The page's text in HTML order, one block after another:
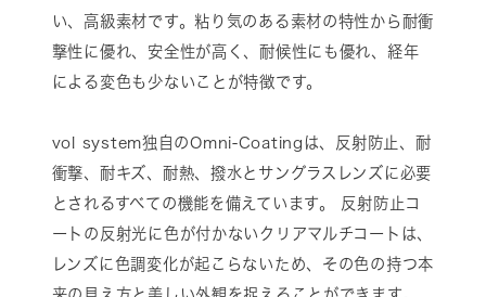
い、高級素材です。粘り気のある素材の特性から耐衝
撃性に優れ、安全性が高く、耐候性にも優れ、経年
による変色も少ないことが特徴です。
vol system独自のOmni-Coatingは、反射防止、耐
衝撃、耐キズ、耐熱、撥水とサングラスレンズに必要
とされるすべての機能を備えています。 反射防止コ
ートの反射光に色が付かないクリアマルチコートは、
レンズに色調変化が起こらないため、その色の持つ本